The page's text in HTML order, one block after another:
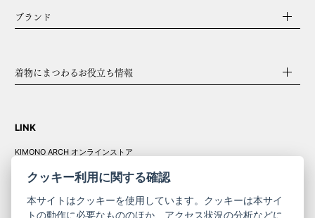
ブランド
着物にまつわるお役立ち情報
LINK
KIMONO ARCH オンラインストア
クッキー利用に関する確認
本サイトはクッキーを使用しています。クッキーは本サイ
トの動作に必要なもののほか、アクセス状況の分析などに